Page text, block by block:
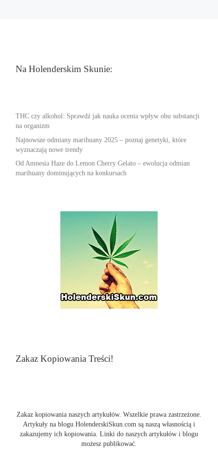
Na Holenderskim Skunie:
THC czy alkohol: Sprawdź jak nauka ocenia wpływ obu substancji
na organizm
Najnowsze odmiany marihuany 2025 – poznaj genetyki, które
wyznaczają nowe trendy
Od Amnesia Haze do Lemon Cherry Gelato – ewolucja odmian
marihuany dominujących na konkursach
Zakaz Kopiowania Treści!
Zakaz kopiowania naszych artykułów. Wszelkie prawa zastrzeżone.
Artykuły na blogu HolenderskiSkun.com są naszą własnością i
zakazujemy ich kopiowania. Linki do naszych artykułów i blogu
możesz publikować.